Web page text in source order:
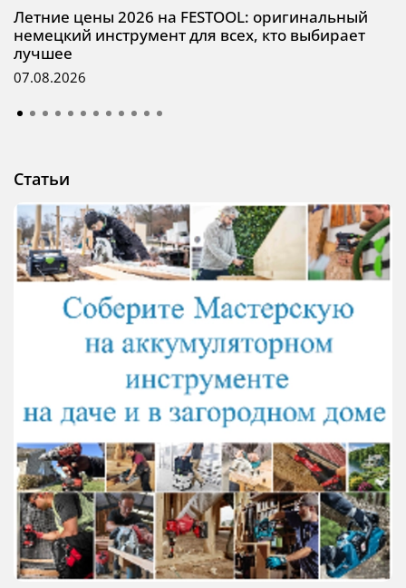
Летние цены 2026 на FESTOOL: оригинальный
немецкий инструмент для всех, кто выбирает
лучшее
07.08.2026
Статьи